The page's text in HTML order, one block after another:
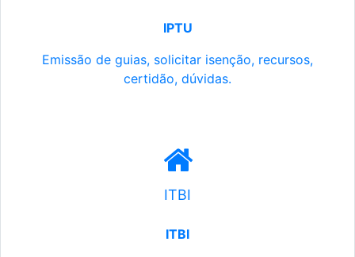
IPTU
Emissão de guias, solicitar isenção, recursos,
certidão, dúvidas.
ITBI
ITBI